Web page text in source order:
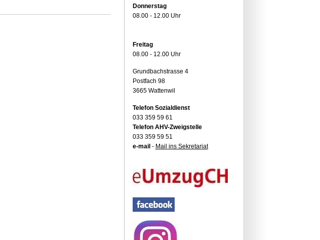
Donnerstag
08.00 - 12.00 Uhr
Freitag
08.00 - 12.00 Uhr
Grundbachstrasse 4
Postfach 98
3665 Wattenwil
Telefon Sozialdienst
033 359 59 61
Telefon AHV-Zweigstelle
033 359 59 51
e-mail - Mail ins Sekretariat